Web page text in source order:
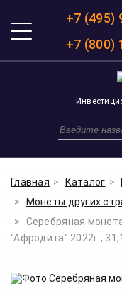
+7 (495)
+7 (800)
Главная Каталог
Монеты других
Серебряная
"Афродита" 2022г.,